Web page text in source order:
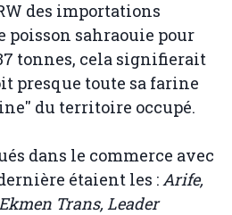
des importations
poisson sahraouie pour
tonnes, cela signifierait
presque toute sa farine
du territoire occupé.
dans le commerce avec
étaient les :Arife,
Trans, Leader